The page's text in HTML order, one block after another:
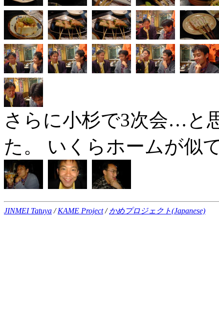
さらに小杉で3次会…と
た。 いくらホームが似
JINMEI Tatuya /KAME Project/ かめプロジェクト(Japanese)